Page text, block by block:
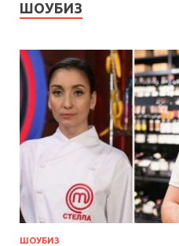
ШОУБИЗ
ШОУБИЗ